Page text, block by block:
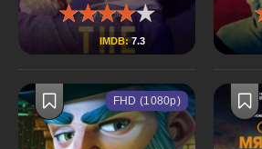
IMDB:7.3
FHD (1080p)